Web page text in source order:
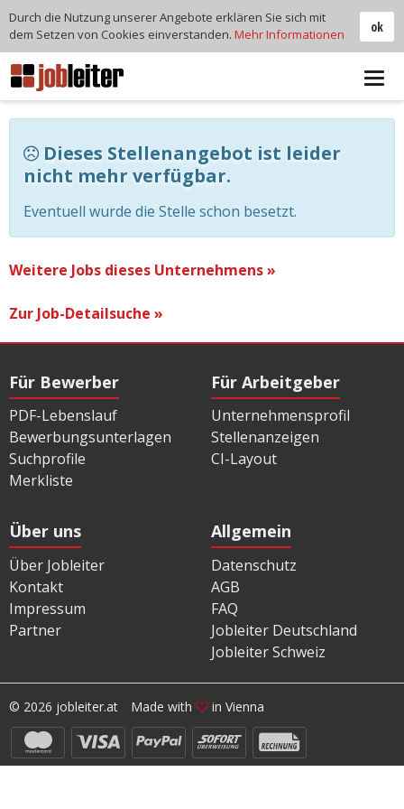
Dieses Stellenangebot ist leider
nicht mehr verfügbar.
Eventuell wurde die Stelle schon besetzt.
Weitere Jobs dieses Unternehmens »
Zur Job-Detailsuche »
Für Bewerber
PDF-Lebenslauf
Bewerbungsunterlagen
Suchprofile
Merkliste
Für Arbeitgeber
Unternehmensprofil
Stellenanzeigen
CI-Layout
Über uns
Über Jobleiter
Kontakt
Impressum
Partner
Allgemein
Datenschutz
AGB
FAQ
Jobleiter Deutschland
Jobleiter Schweiz
© 2026 jobleiter.at Made with in Vienna
ok
Durch die Nutzung unserer Angebote erklären Sie sich mit
dem Setzen von Cookies einverstanden. Mehr Informationen